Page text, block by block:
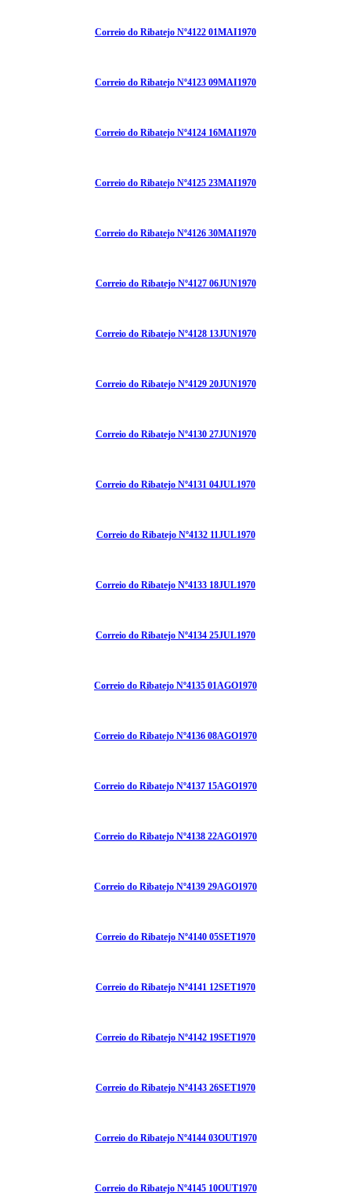
Correio do Ribatejo Nº4122 01MAI1970
Correio do Ribatejo Nº4123 09MAI1970
Correio do Ribatejo Nº4124 16MAI1970
Correio do Ribatejo Nº4125 23MAI1970
Correio do Ribatejo Nº4126 30MAI1970
Correio do Ribatejo Nº4127 06JUN1970
Correio do Ribatejo Nº4128 13JUN1970
Correio do Ribatejo Nº4129 20JUN1970
Correio do Ribatejo Nº4130 27JUN1970
Correio do Ribatejo Nº4131 04JUL1970
Correio do Ribatejo Nº4132 11JUL1970
Correio do Ribatejo Nº4133 18JUL1970
Correio do Ribatejo Nº4134 25JUL1970
Correio do Ribatejo Nº4135 01AGO1970
Correio do Ribatejo Nº4136 08AGO1970
Correio do Ribatejo Nº4137 15AGO1970
Correio do Ribatejo Nº4138 22AGO1970
Correio do Ribatejo Nº4139 29AGO1970
Correio do Ribatejo Nº4140 05SET1970
Correio do Ribatejo Nº4141 12SET1970
Correio do Ribatejo Nº4142 19SET1970
Correio do Ribatejo Nº4143 26SET1970
Correio do Ribatejo Nº4144 03OUT1970
Correio do Ribatejo Nº4145 10OUT1970